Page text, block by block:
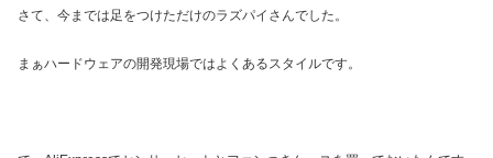
さて、今までは足をつけただけのラズパイさんでした。
まぁハードウェアの開発現場ではよくあるスタイルです。